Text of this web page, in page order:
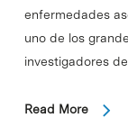
enfermedades
uno de los
investigadores
Read More